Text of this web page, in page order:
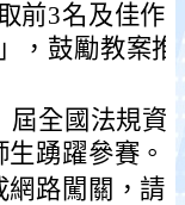
前3名及佳作
，鼓勵教案
屆全國法規資
踴躍參賽。
網路闖關，請